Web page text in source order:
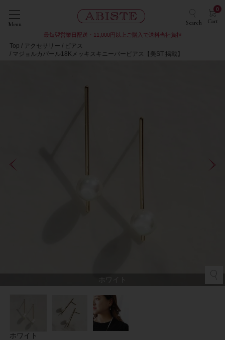
Menu Search Cart
0
最短翌営業日配送・11,000円以上ご購入で送料当社負担
Top アクセサリー
ピアス
マジョルカパール18Kメッキスキニーバーピアス【美ST 掲載】
ホワイト
ホワイト